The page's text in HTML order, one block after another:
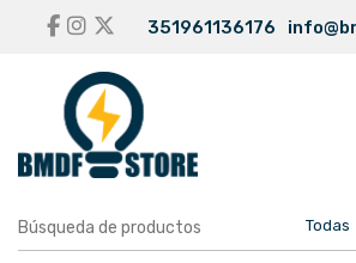
351961136176